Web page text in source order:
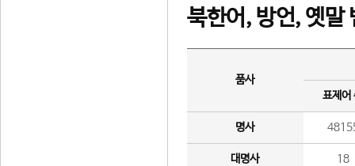
북한어, 방언, 옛말
품사
표제어
명사
대명사 18